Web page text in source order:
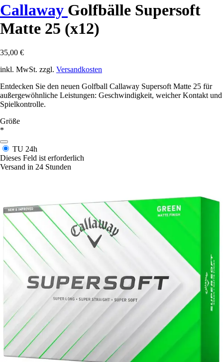
Callaway Golfbälle Supersoft
Matte 25 (x12)
35,00 €
inkl. MwSt. zzgl. Versandkosten
Entdecken Sie den neuen Golfball Callaway Supersoft Matte 25 für
außergewöhnliche Leistungen: Geschwindigkeit, weicher Kontakt und
Spielkontrolle.
Größe
*
TU 24h
Dieses Feld ist erforderlich
Versand in 24 Stunden